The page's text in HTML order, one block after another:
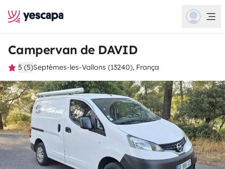
Campervan de DAVID
5 (5)Septèmes-les-Vallons (13240), França